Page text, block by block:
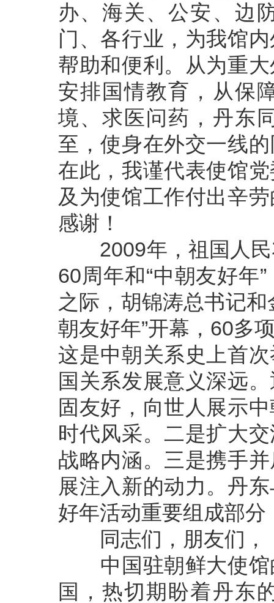
办、海关、公安、边
门、各行业，为我馆
帮助和便利。从为重
安排国情教育，从保
境、求医问药，丹东
至，使身在外交一线
在此，我谨代表使馆
及为使馆工作付出辛
感谢！
2009年，祖国人民
60周年和“中朝友好年
之际，胡锦涛总书记
朝友好年”开幕，60多
这是中朝关系史上首
国关系发展意义深远
固友好，向世人展示
时代风采。二是扩大
战略内涵。三是携手
展注入新的动力。丹
好年活动重要组成部
同志们，朋友们，
中国驻朝鲜大使馆
国，热切期盼着丹东